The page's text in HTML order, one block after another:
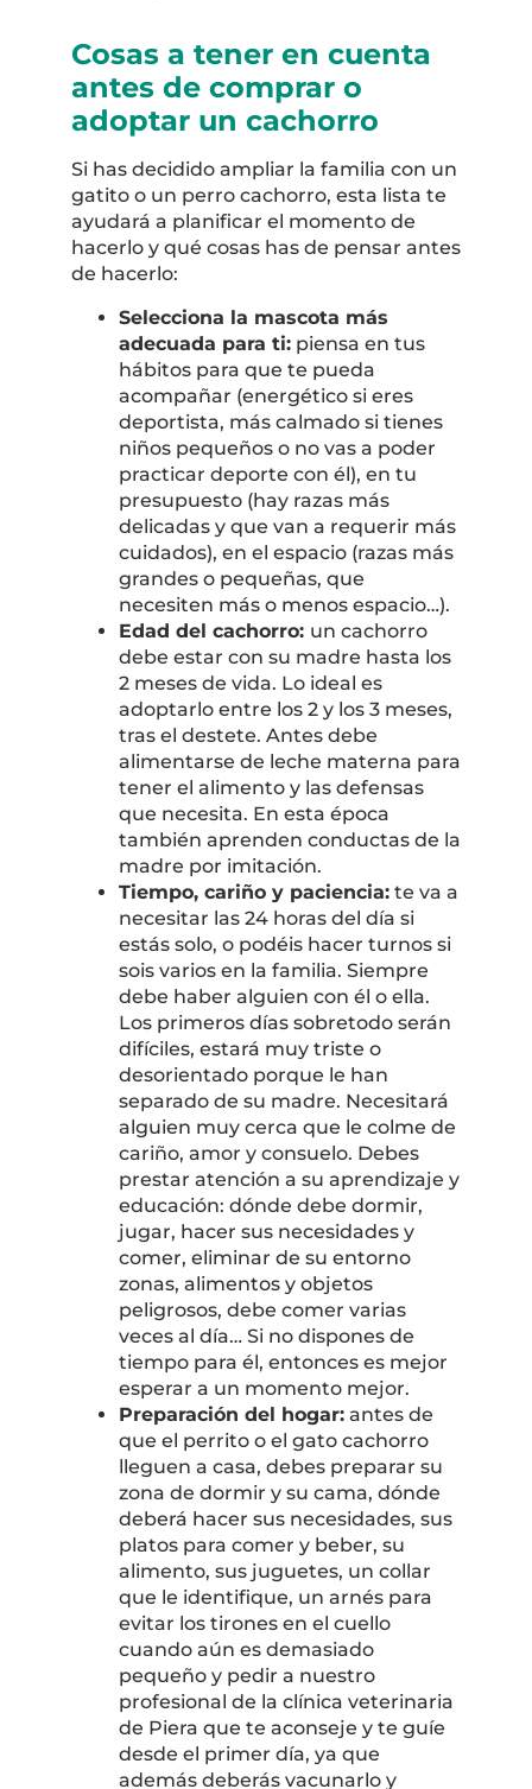
Cosas a tener en cuenta
antes de comprar o
adoptar un cachorro
Si has decidido ampliar la familia con un
gatito o un perro cachorro, esta lista te
ayudará a planificar el momento de
hacerlo y qué cosas has de pensar antes
de hacerlo:
Selecciona la mascota más
adecuada para ti: piensa en tus
hábitos para que te pueda
acompañar (energético si eres
deportista, más calmado si tienes
niños pequeños o no vas a poder
practicar deporte con él), en tu
presupuesto (hay razas más
delicadas y que van a requerir más
cuidados), en el espacio (razas más
grandes o pequeñas, que
necesiten más o menos espacio…).
Edad del cachorro: un cachorro
debe estar con su madre hasta los
2 meses de vida. Lo ideal es
adoptarlo entre los 2 y los 3 meses,
tras el destete. Antes debe
alimentarse de leche materna para
tener el alimento y las defensas
que necesita. En esta época
también aprenden conductas de la
madre por imitación.
Tiempo, cariño y paciencia: te va a
necesitar las 24 horas del día si
estás solo, o podéis hacer turnos si
sois varios en la familia. Siempre
debe haber alguien con él o ella.
Los primeros días sobretodo serán
difíciles, estará muy triste o
desorientado porque le han
separado de su madre. Necesitará
alguien muy cerca que le colme de
cariño, amor y consuelo. Debes
prestar atención a su aprendizaje y
educación: dónde debe dormir,
jugar, hacer sus necesidades y
comer, eliminar de su entorno
zonas, alimentos y objetos
peligrosos, debe comer varias
veces al día… Si no dispones de
tiempo para él, entonces es mejor
esperar a un momento mejor.
Preparación del hogar: antes de
que el perrito o el gato cachorro
lleguen a casa, debes preparar su
zona de dormir y su cama, dónde
deberá hacer sus necesidades, sus
platos para comer y beber, su
alimento, sus juguetes, un collar
que le identifique, un arnés para
evitar los tirones en el cuello
cuando aún es demasiado
pequeño y pedir a nuestro
profesional de la clínica veterinaria
de Piera que te aconseje y te guíe
desde el primer día, ya que
además deberás vacunarlo y